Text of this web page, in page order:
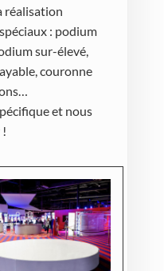
réalisation
: podium
sur-élevé,
couronne
et nous